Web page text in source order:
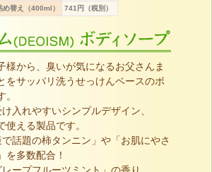
め替え（400ml）
741円（税別）
様から、臭いが気になるお父さんま
をサッパリ洗うせっけんベースのボ
入れやすいシンプルデザイン、
使える製品です。
話題の柿タンニン」や「お肌にやさ
を多数配合！